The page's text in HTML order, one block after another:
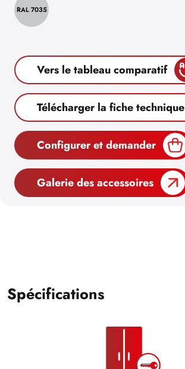
RAL 7035
Vers le tableau comparatif
Télécharger la fiche technique
Configurer et demander
Galerie des accessoires
Spécifications